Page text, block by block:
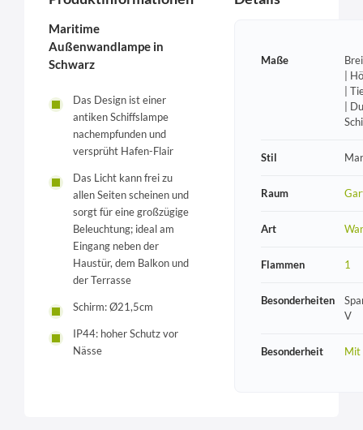
Maritime
Außenwandlampe in
Schwarz
Das Design ist einer
antiken Schiffslampe
nachempfunden und
versprüht Hafen-Flair
Das Licht kann frei zu
allen Seiten scheinen und
sorgt für eine großzügige
Beleuchtung; ideal am
Eingang neben der
Haustür, dem Balkon und
der Terrasse
Schirm: Ø21,5cm
IP44: hoher Schutz vor
Nässe
Maße
|
|
|
Stil
Raum
Art
Flammen 1
Besonderheiten
V
Besonderheit Mit